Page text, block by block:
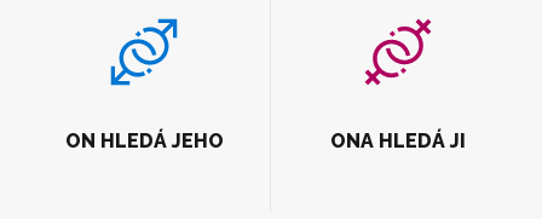
ON HLEDÁ JEHO ONA HLEDÁ JI